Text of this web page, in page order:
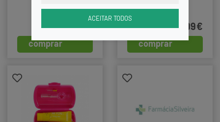
ACEITAR TODOS
comprar
6,99€
comprar
12,99€